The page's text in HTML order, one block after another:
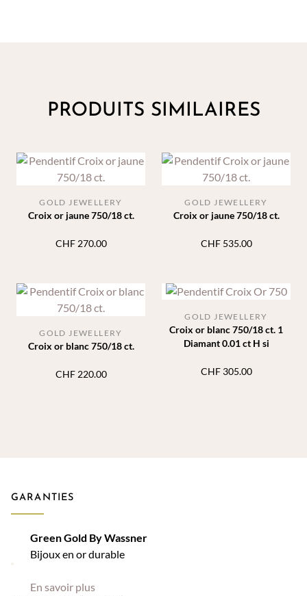
PRODUITS SIMILAIRES
Croix or jaune 750/18 ct.
GOLD JEWELLERY
CHF270.00
Croix or jaune 750/18 ct.
GOLD JEWELLERY
CHF535.00
Croix or blanc 750/18 ct.
GOLD JEWELLERY
CHF220.00
Croix or blanc 750/18 ct. 1
Diamant 0.01 ct H si
GOLD JEWELLERY
CHF305.00
GARANTIES
Green Gold By Wassner
Bijoux en or durable
En savoir plus